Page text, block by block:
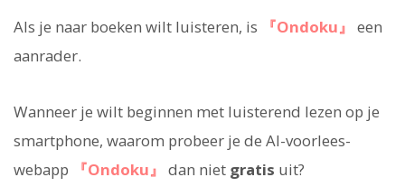
Als je naar boeken wilt luisteren, is 『Ondoku』 een
aanrader.
Wanneer je wilt beginnen met luisterend lezen op je
smartphone, waarom probeer je de AI-voorlees-
webapp
『Ondoku』 dan niet gratis uit?